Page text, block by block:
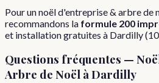
Pourunnoël d'entreprise & arbre de
recommandons la formule 200
et installation gratuites à Dardilly(10
Questions fréquentes —
Arbre de Noël àDardilly